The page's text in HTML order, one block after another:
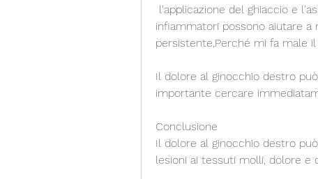
infiammatori possono aiutare
persistente,Perché mi fa male
Il dolore al ginocchio destro
importante cercare
Conclusione
Il dolore al ginocchio destro
lesioni ai tessuti molli, dolore e